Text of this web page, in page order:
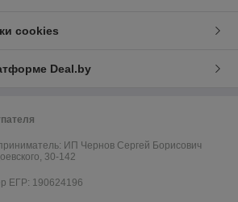
cookies
Deal.by
ИП Чернов Сергей Борисович
30-142
ЕГР: 190624196